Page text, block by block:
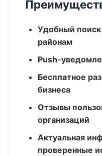
Удобный поиск
районам
Push-
Бесплатное
бизнеса
Отзывы
организаций
Актуальная
проверенные